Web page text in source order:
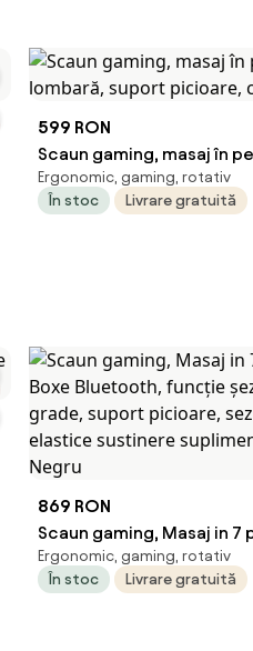
599 RON
Scaun gaming, masaj în
suport picioare, catifea,
Ergonomic, gaming, rotativ
În stoc
Livrare gratuită
869 RON
Scaun gaming, Masaj in 7
Bluetooth, funcție
grade, suport picioare,
Ergonomic, gaming, rotativ
În stoc
Livrare gratuită